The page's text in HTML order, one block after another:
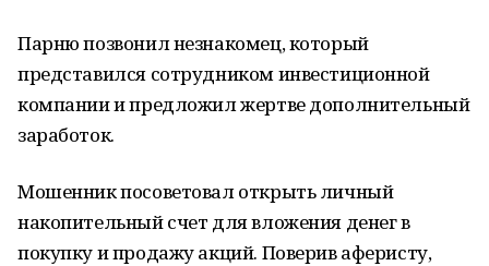
Парню позвонил незнакомец, который
представился сотрудником инвестиционной
компании и предложил жертве дополнительный
заработок.
Мошенник посоветовал открыть личный
накопительный счет для вложения денег в
покупку и продажу акций. Поверив аферисту,